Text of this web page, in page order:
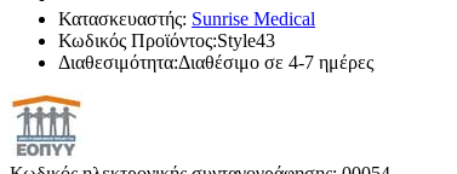
Κατασκευαστής: Sunrise Medical
Κωδικός Προϊόντος:Style43
Διαθεσιμότητα:Διαθέσιμο σε 4-7 ημέρες